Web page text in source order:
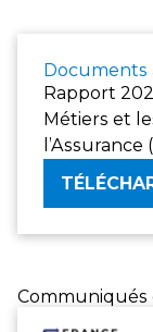
Documents
Rapport
Métiers et
l’Assurance
Communiqués